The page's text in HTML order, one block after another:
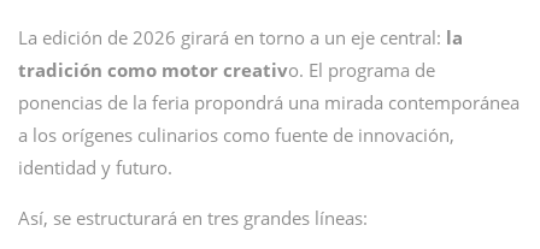
La edición de 2026 girará en torno a un eje central: la
tradición como motor creativo. El programa de
ponencias de la feria propondrá una mirada contemporánea
a los orígenes culinarios como fuente de innovación,
identidad y futuro.
Así, se estructurará en tres grandes líneas: